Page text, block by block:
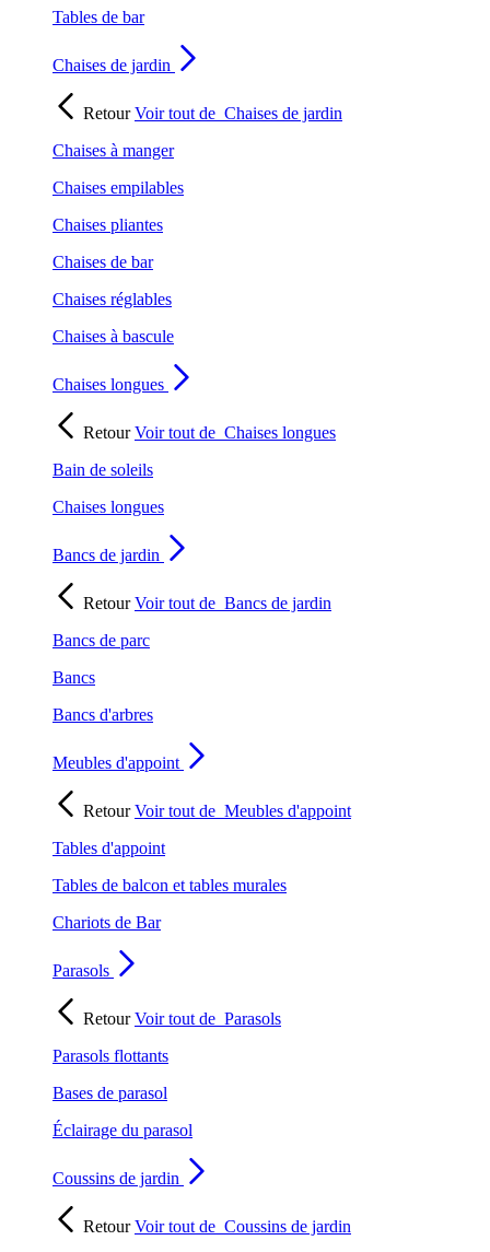
Tables de bar
Chaises de jardin
RetourVoir tout de Chaises de jardin
Chaises à manger
Chaises empilables
Chaises pliantes
Chaises de bar
Chaises réglables
Chaises à bascule
Chaises longues
RetourVoir tout de Chaises longues
Bain de soleils
Chaises longues
Bancs de jardin
RetourVoir tout de Bancs de jardin
Bancs de parc
Bancs
Bancs d'arbres
Meubles d'appoint
RetourVoir tout de Meubles d'appoint
Tables d'appoint
Tables de balcon et tables murales
Chariots de Bar
Parasols
RetourVoir tout de Parasols
Parasols flottants
Bases de parasol
Éclairage du parasol
Coussins de jardin
RetourVoir tout de Coussins de jardin